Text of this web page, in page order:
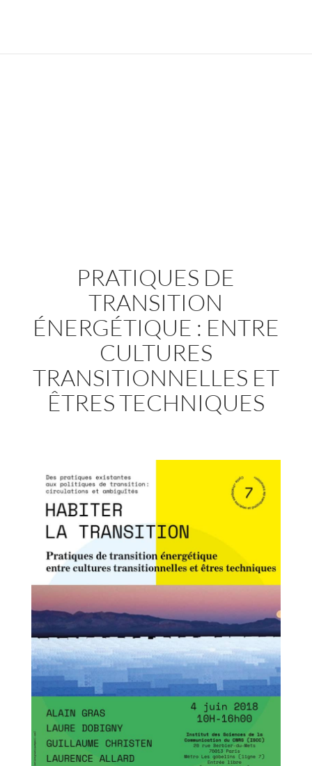
PRATIQUES DE
TRANSITION
ÉNERGÉTIQUE : ENTRE
CULTURES
TRANSITIONNELLES ET
ÊTRES TECHNIQUES